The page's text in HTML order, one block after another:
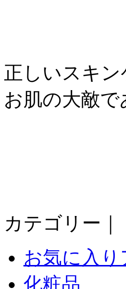
正しいスキ
お肌の大敵
カテゴリー｜
お気に入り
化粧品